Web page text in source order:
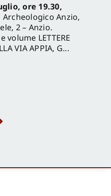
ore 19.30,
Archeologico Anzio,
2 – Anzio.
volume LETTERE
VIA APPIA, G...